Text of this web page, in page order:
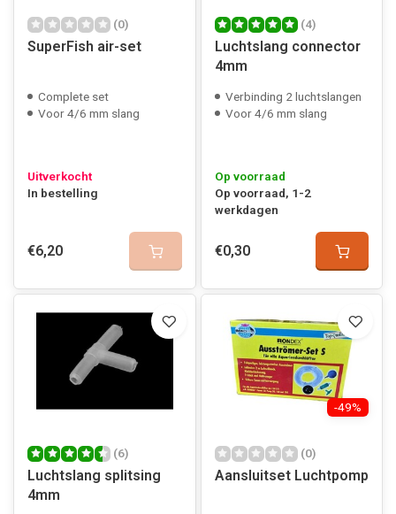
(0)
SuperFish air-set
Complete set
Voor 4/6 mm slang
Uitverkocht
In bestelling
€6,20
(4)
Luchtslang connector
4mm
Verbinding 2 luchtslangen
Voor 4/6 mm slang
Op voorraad
Op voorraad, 1-2
werkdagen
€0,30
(6)
Luchtslang splitsing
4mm
-49%
(0)
Aansluitset Luchtpomp